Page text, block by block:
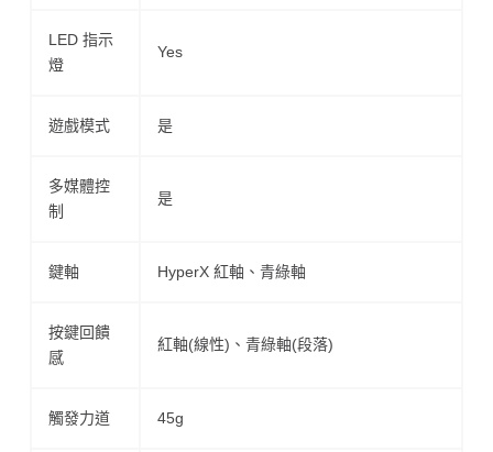
LED 指示
燈
Yes
遊戲模式 是
多媒體控
制
是
鍵軸 HyperX 紅軸、青綠軸
按鍵回饋
感
紅軸(線性)、青綠軸(段落)
觸發力道 45g